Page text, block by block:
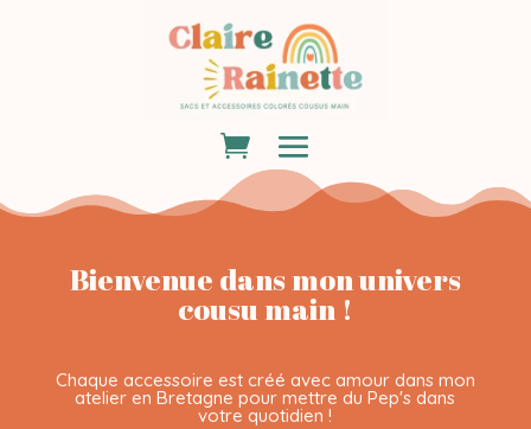
Bienvenue dans mon univers
cousu main !
Chaque accessoire est créé avec amour dans mon
atelier en Bretagne pour mettre du Pep's dans
votre quotidien !